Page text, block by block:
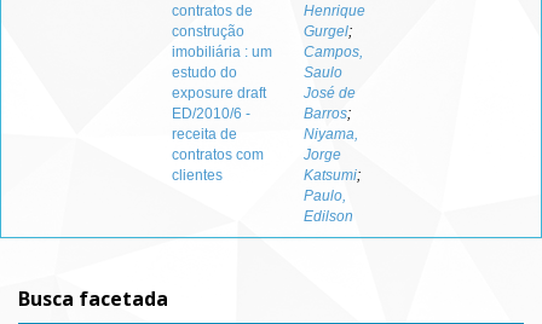
contratos de
construção
imobiliária : um
estudo do
exposure draft
ED/2010/6 -
receita de
contratos com
clientes
Henrique
Gurgel;
Campos,
Saulo
José de
Barros;
Niyama,
Jorge
Katsumi;
Paulo,
Edilson
Busca facetada